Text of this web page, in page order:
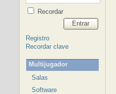
Recordar
Entrar
Registro
Recordar clave
Multijugador
Salas
Software